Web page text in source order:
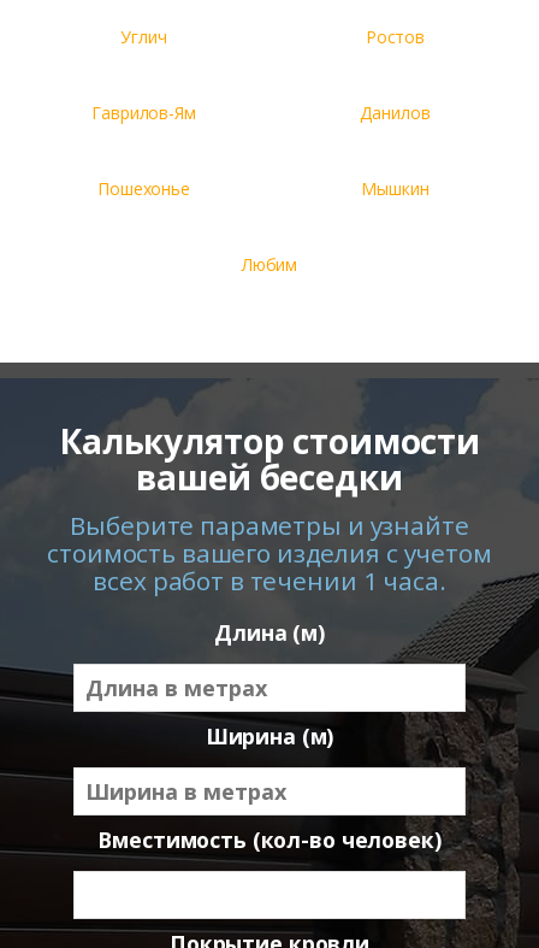
Углич Ростов
Гаврилов-Ям Данилов
Пошехонье Мышкин
Любим
Калькулятор стоимости
вашей беседки
Выберите параметры и узнайте
стоимость вашего изделия с учетом
всех работ в течении 1 часа.
Длина (м)
Ширина (м)
Вместимость (кол-во человек)